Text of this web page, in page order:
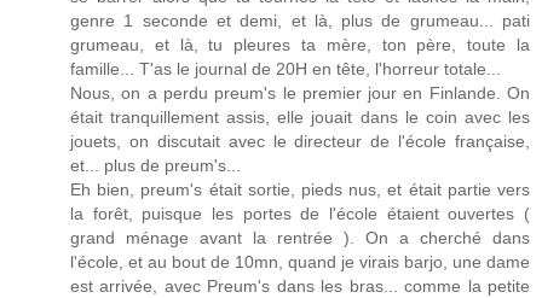
genre 1 seconde et demi, et là, plus de grumeau... pati
grumeau, et là, tu pleures ta mère, ton père, toute la
famille... T'as le journal de 20H en tête, l'horreur totale...
Nous, on a perdu preum's le premier jour en Finlande. On
était tranquillement assis, elle jouait dans le coin avec les
jouets, on discutait avec le directeur de l'école française,
et... plus de preum's...
Eh bien, preum's était sortie, pieds nus, et était partie vers
la forêt, puisque les portes de l'école étaient ouvertes (
grand ménage avant la rentrée ). On a cherché dans
l'école, et au bout de 10mn, quand je virais barjo, une dame
est arrivée, avec Preum's dans les bras... comme la petite